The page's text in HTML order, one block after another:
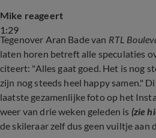
1:29
Mike reageert
Tegenover Aran Bade van RTL
laten horen betreft alle speculaties
citeert: "Alles gaat goed. Het is nog
zijn nog steeds heel happy samen."
laatste gezamenlijke foto op het
weer van drie weken geleden is (zie
de skileraar zelf dus geen vuiltje aan